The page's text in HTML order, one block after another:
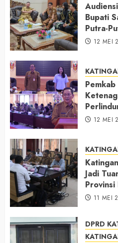
Bupati
Putra-
12 MEI
Pemkab
12 MEI
Jadi
Provinsi
11 MEI
DPRD